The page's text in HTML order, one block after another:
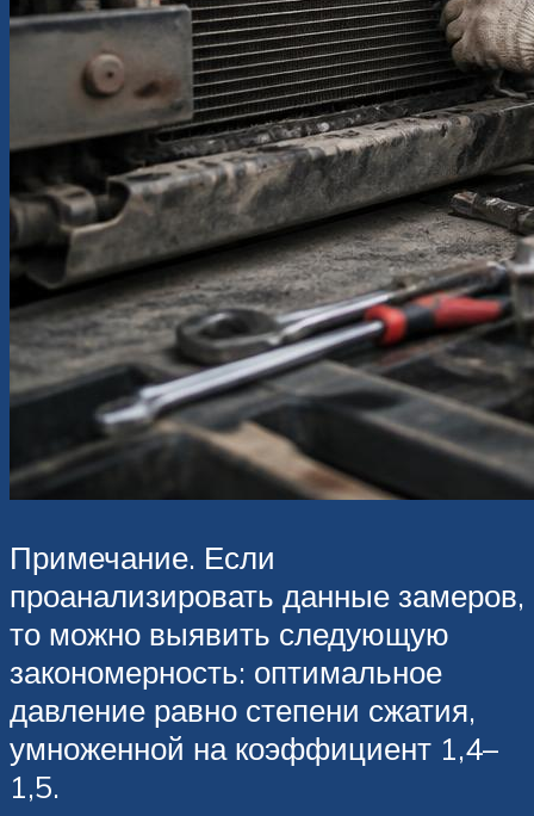
Примечание. Если
проанализировать данные замеров,
то можно выявить следующую
закономерность: оптимальное
давление равно степени сжатия,
умноженной на коэффициент 1,4–
1,5.